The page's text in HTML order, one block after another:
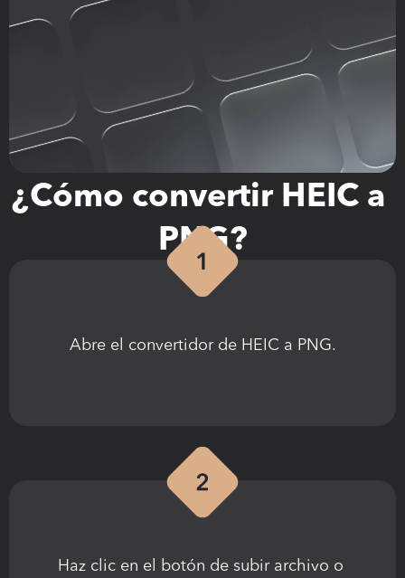
¿Cómo convertir HEIC a
PNG?
Abre el convertidor de HEIC a PNG.
Haz clic en el botón de subir archivo o